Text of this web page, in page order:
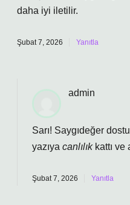
daha iyi iletilir.
Şubat 7, 2026 Yanıtla
admin
Sarı! Saygıdeğer
yazıya canlılıkkattı ve
Şubat 7, 2026 Yanıtla